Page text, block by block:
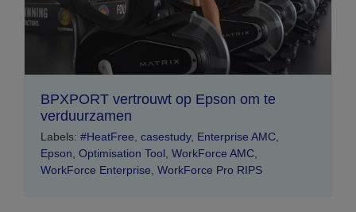
BPXPORT vertrouwt op Epson om te
verduurzamen
Labels: #HeatFree, casestudy, Enterprise AMC,
Epson, Optimisation Tool, WorkForce AMC,
WorkForce Enterprise, WorkForce Pro RIPS